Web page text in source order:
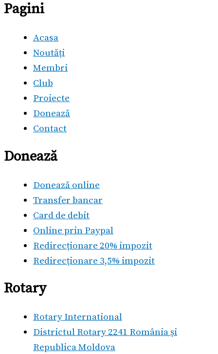
Pagini
Acasa
Noutăți
Membri
Club
Proiecte
Donează
Contact
Donează
Donează online
Transfer bancar
Card de debit
Online prin Paypal
Redirecționare 20% impozit
Redirecționare 3,5% impozit
Rotary
Rotary International
Districtul Rotary 2241 România și
Republica Moldova